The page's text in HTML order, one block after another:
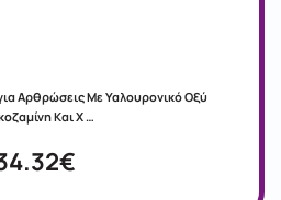
Και Χ …